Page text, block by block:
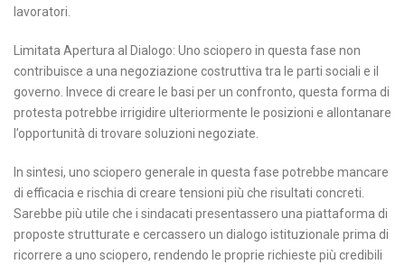
lavoratori.
Limitata Apertura al Dialogo: Uno sciopero in questa fase non
contribuisce a una negoziazione costruttiva tra le parti sociali e il
governo. Invece di creare le basi per un confronto, questa forma di
protesta potrebbe irrigidire ulteriormente le posizioni e allontanare
l’opportunità di trovare soluzioni negoziate.
In sintesi, uno sciopero generale in questa fase potrebbe mancare
di efficacia e rischia di creare tensioni più che risultati concreti.
Sarebbe più utile che i sindacati presentassero una piattaforma di
proposte strutturate e cercassero un dialogo istituzionale prima di
ricorrere a uno sciopero, rendendo le proprie richieste più credibili